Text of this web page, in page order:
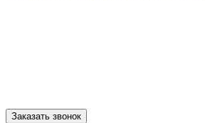
Заказать звонок